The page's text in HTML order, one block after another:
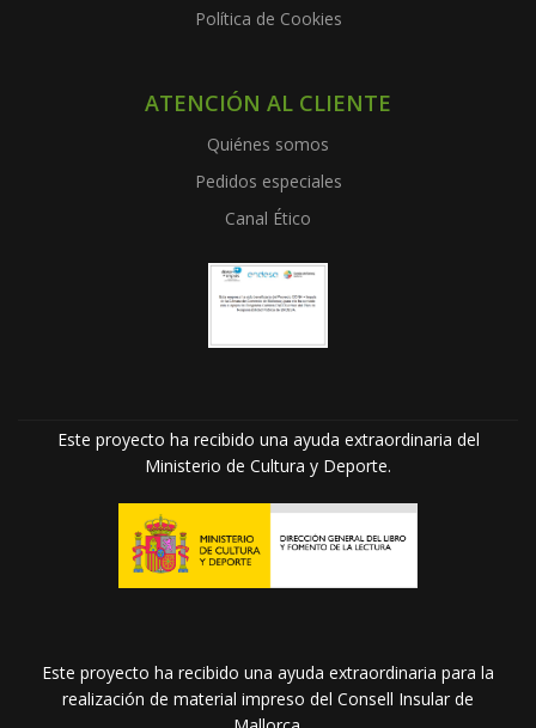
Política de Cookies
ATENCIÓN AL CLIENTE
Quiénes somos
Pedidos especiales
Canal Ético
Este proyecto ha recibido una ayuda extraordinaria del
Ministerio de Cultura y Deporte.
Este proyecto ha recibido una ayuda extraordinaria para la
realización de material impreso del Consell Insular de